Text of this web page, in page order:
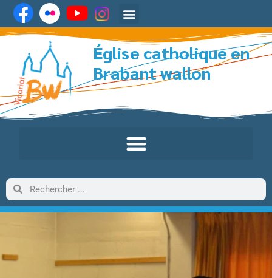
Église catholique en
Brabant wallon